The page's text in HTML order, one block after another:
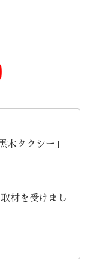
タクシー」
材を受けまし